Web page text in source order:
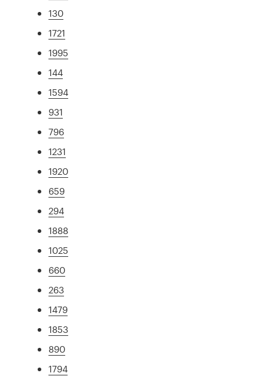
130
1721
1995
144
1594
931
796
1231
1920
659
294
1888
1025
660
263
1479
1853
890
1794